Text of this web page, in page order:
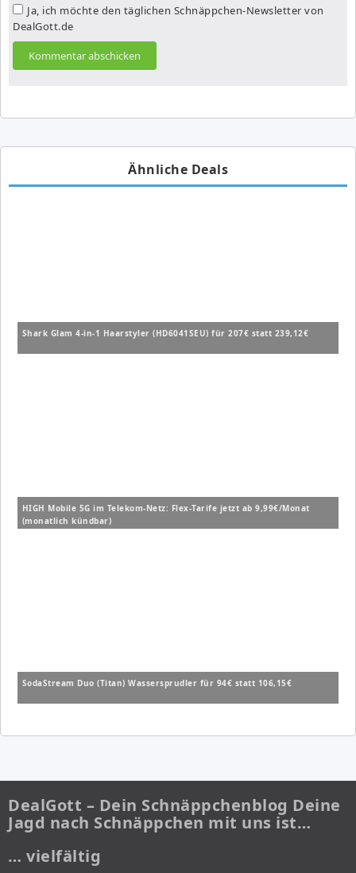
Ja, ich möchte den täglichen Schnäppchen-Newsletter von
DealGott.de
Ähnliche Deals
Shark Glam 4-in-1 Haarstyler (HD6041SEU) für 207€ statt 239,12€
HIGH Mobile 5G im Telekom-Netz: Flex-Tarife jetzt ab 9,99€/Monat
(monatlich kündbar)
SodaStream Duo (Titan) Wassersprudler für 94€ statt 106,15€
DealGott – Dein Schnäppchenblog Deine
Jagd nach Schnäppchen mit uns ist…
… vielfältig